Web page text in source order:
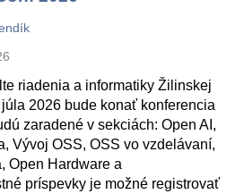
riadenia a informatiky Žilinskej
2026 bude konať konferencia
zaradené v sekciách: Open AI,
Vývoj OSS, OSS vo vzdelávaní,
Open Hardware a
príspevky je možné registrovať